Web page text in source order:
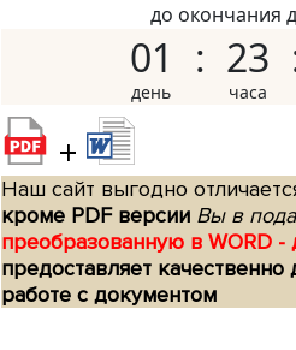
до окончания
01 23
+
Наш сайт выгодно
кроме PDF версии Вы в
преобразованную в WORD -
предоставляет
работе с документом